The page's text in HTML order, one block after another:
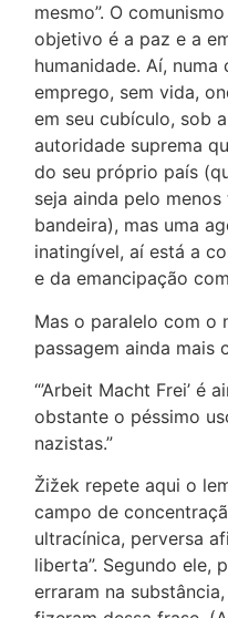
mesmo”. O
objetivo é a paz e a
humanidade. Aí,
emprego, sem vida,
em seu cubículo, sob
autoridade suprema
do seu próprio país
seja ainda pelo
bandeira), mas uma
inatingível, aí está a
e da emancipação
Mas o paralelo com o
passagem ainda mais
“’Arbeit Macht Frei’ é
obstante o péssimo
nazistas.”
Žižek repete aqui o
campo de
ultracínica, perversa
liberta”. Segundo ele,
erraram na